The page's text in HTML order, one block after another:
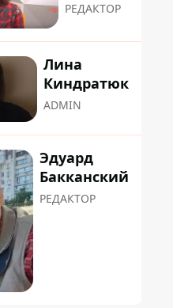
РЕДАКТОР
Лина
Киндратюк
ADMIN
Эдуард
Бакканский
РЕДАКТОР